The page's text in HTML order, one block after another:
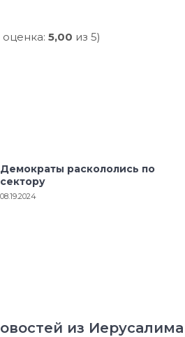
5,00 из 5)
Демократы раскололись по
сектору
08.19.2024
из Иерусалима